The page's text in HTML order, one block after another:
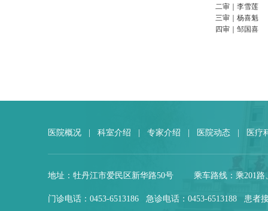
二审｜李雪莲
三审｜杨喜魁
四审｜邹国喜
医院概况 | 科室介绍 | 专家介绍 | 医院动态 | 医疗
地址：牡丹江市爱民区新华路50号 乘车路线：乘201
门诊电话：0453-6513186 急诊电话：0453-6513188 患者